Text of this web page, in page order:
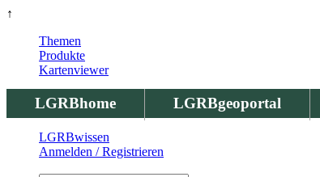
↑
LGRBhome LGRBgeoportal
Themen
Produkte
Kartenviewer
LGRBwissen
Anmelden / Registrieren